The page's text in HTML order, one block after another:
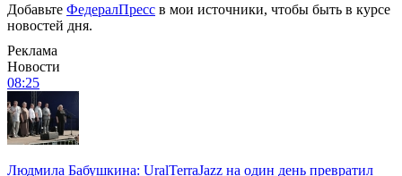
Добавьте ФедералПресс в мои источники, чтобы быть в курсе
новостей дня.
Реклама
Новости
08:25
Людмила Бабушкина: UralTerraJazz на один день превратил